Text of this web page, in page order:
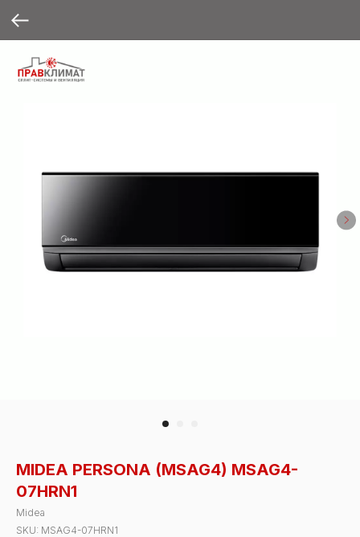
MIDEA PERSONA (MSAG4) MSAG4-
07HRN1
Midea
SKU: MSAG4-07HRN1